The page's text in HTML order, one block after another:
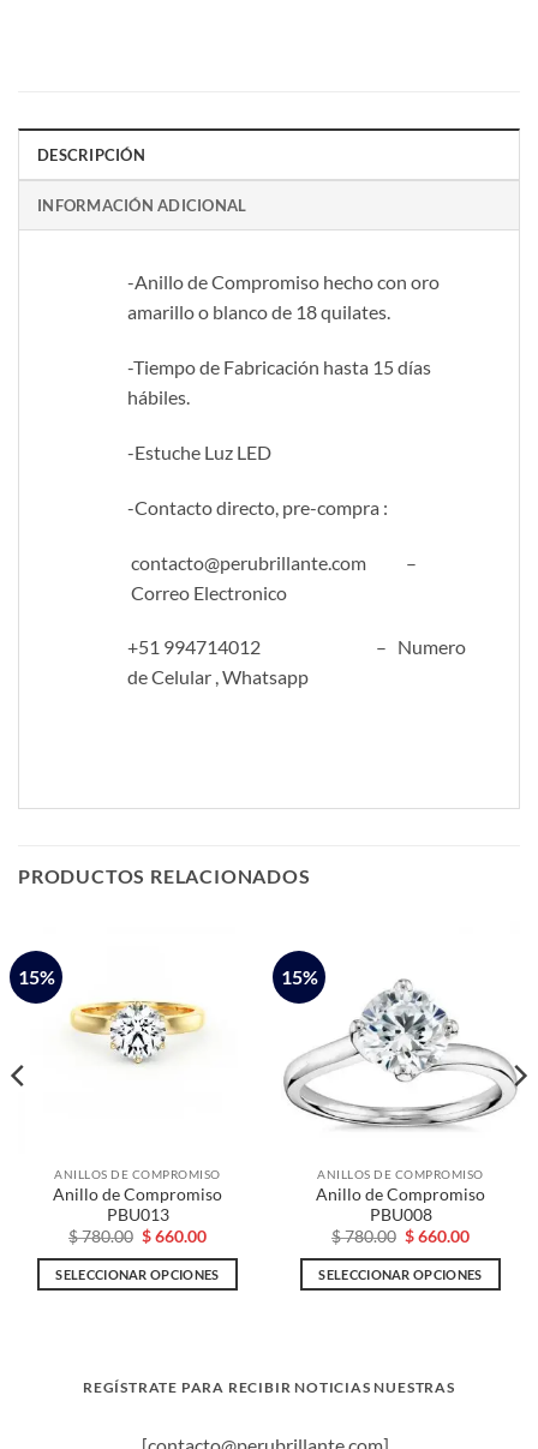
DESCRIPCIÓN
INFORMACIÓN ADICIONAL
-Anillo de Compromiso hecho con oro
amarillo o blanco de 18 quilates.
-Tiempo de Fabricación hasta 15 días
hábiles.
-Estuche Luz LED
-Contacto directo, pre-compra :
contacto@perubrillante.com –
Correo Electronico
+51 994714012 – Numero
de Celular , Whatsapp
PRODUCTOS RELACIONADOS
15%
ANILLOS DE COMPROMISO
Anillo de Compromiso
PBU013
$780.00 El
original
era:
$660.00El
actual
es:
SELECCIONAR OPCIONES
15%
ANILLOS DE COMPROMISO
Anillo de Compromiso
PBU008
$780.00 El
original
era:
$660.00El
actual
es:
SELECCIONAR OPCIONES
REGÍSTRATE PARA RECIBIR NOTICIAS NUESTRAS
[contacto@perubrillante.com]